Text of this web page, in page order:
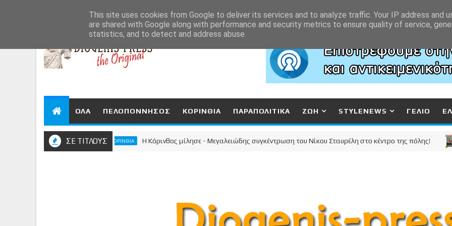
ΟΛΑ ΠΕΛΟΠΟΝΝΗΣΟΣ ΚΟΡΙΝΘΙΑ ΠΑΡΑΠΟΛΙΤΙΚΑ ΖΩΗ STYLENEWS ΓΕΛΙΟ
ΣΕ ΤΙΤΛΟΥΣ
ΚΟΡΙΝΘΙΑ Η Κόρινθος μίλησε - Μεγαλειώδης συγκέντρωση του Νίκου Σταυρέλη στο κέντρο της πόλης!
This site uses cookies from Google to deliver its services and to analyze traffic. Your IP address and
are shared with Google along with performance and security metrics to ensure quality of service,
statistics, and to detect and address abuse.